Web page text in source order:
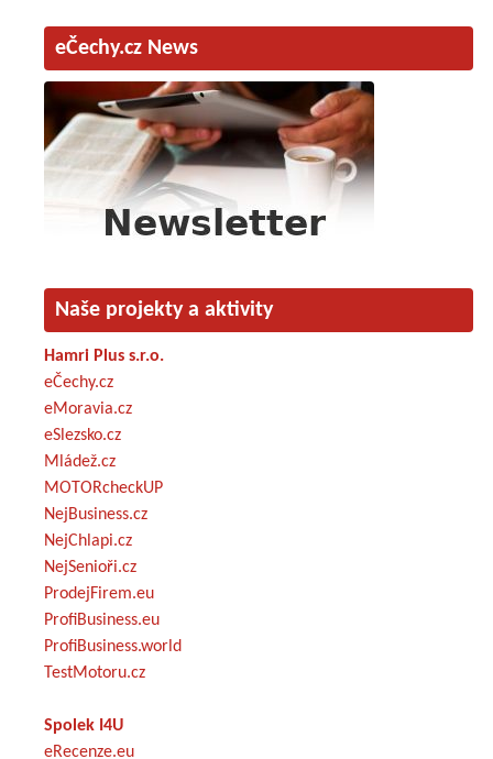
eČechy.cz News
Naše projekty a aktivity
Hamri Plus s.r.o.
eČechy.cz
eMoravia.cz
eSlezsko.cz
Mládež.cz
MOTORcheckUP
NejBusiness.cz
NejChlapi.cz
NejSenioři.cz
ProdejFirem.eu
ProfiBusiness.eu
ProfiBusiness.world
TestMotoru.cz
Spolek I4U
eRecenze.eu